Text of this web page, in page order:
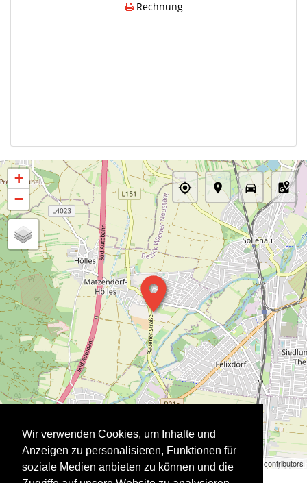
Wir verwenden Cookies, um Inhalte und
Anzeigen zu personalisieren, Funktionen für
soziale Medien anbieten zu können und die
Rechnung
+
−
Stadtausstellung | ©OpenStreetMap contributors